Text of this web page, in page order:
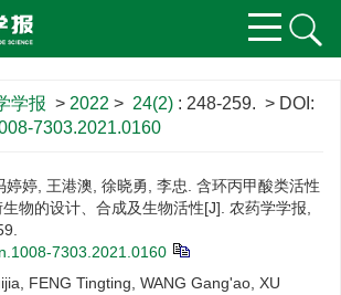
学报 > 2022 > 24(2) : 248-259. > DOI:
7303.2021.0160
婷婷, 王港澳, 徐晓勇, 李忠. 含环丙甲酸类活性
物的设计、合成及生物活性[J]. 农药学学报,
7303.2021.0160
FENG Tingting, WANG Gang'ao, XU